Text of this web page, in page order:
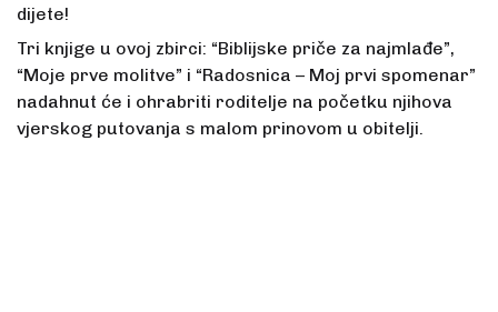
dijete!
Tri knjige u ovoj zbirci: “Biblijske priče za najmlađe”,
“Moje prve molitve” i “Radosnica – Moj prvi spomenar”
nadahnut će i ohrabriti roditelje na početku njihova
vjerskog putovanja s malom prinovom u obitelji.